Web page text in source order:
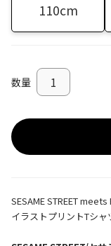
110cm
SESAME STREET meets
イラストプリントTシャ